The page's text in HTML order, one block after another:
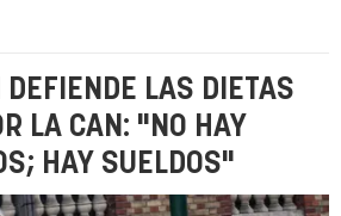
DEFIENDE LAS DIETAS
LA CAN: "NO HAY
HAY SUELDOS"